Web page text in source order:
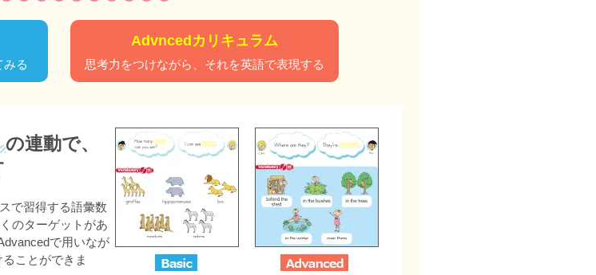
みる
Advncedカリキュラム
思考力をつけながら、それを英語で表現する
の連動で、
で習得する語彙数
のターゲットがあ
で用いなが
ことができま